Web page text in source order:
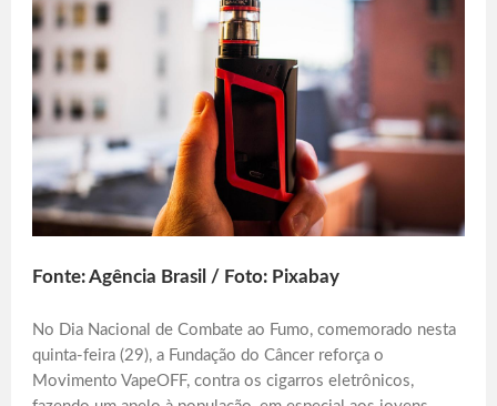
Fonte: Agência Brasil / Foto: Pixabay
No Dia Nacional de Combate ao Fumo, comemorado nesta
quinta-feira (29), a Fundação do Câncer reforça o
Movimento VapeOFF, contra os cigarros eletrônicos,